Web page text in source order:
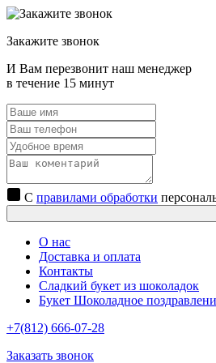
Закажите звонок
И Вам перезвонит наш менеджер
в течение 15 минут
С правилами обработки
О нас
Доставка и оплата
Контакты
Сладкий букет из шоколадок
Букет Шоколадное
+7(812) 666-07-28
Заказать звонок